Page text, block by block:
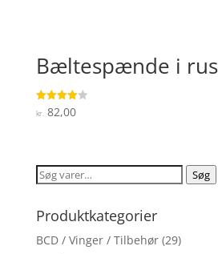
Bæltespænde i
Vurderet
4
kr. 82,00
Søg
Søg
Produktkategorier
BCD / Vinger / Tilbehør (29)